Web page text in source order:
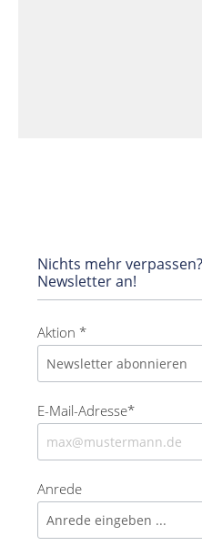
Nichts mehr
Newsletter an!
Aktion *
E-Mail-Adresse*
Anrede